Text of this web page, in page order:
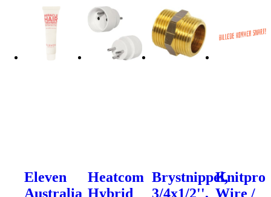
Eleven
Australia
Heatcom
Hybrid
Brystnippel,
3/4x1/2'',
Knitpro
Wire /